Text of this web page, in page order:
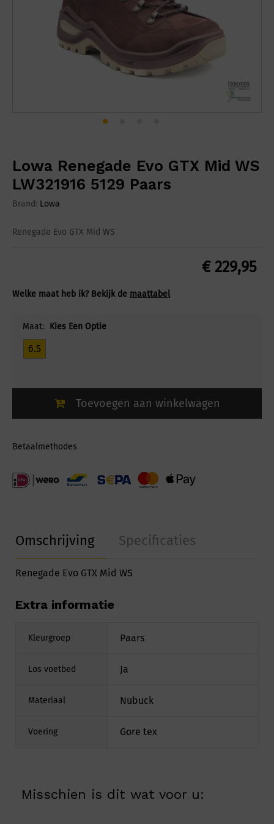
Lowa Renegade Evo GTX Mid WS
LW321916 5129 Paars
Brand: Lowa
Renegade Evo GTX Mid WS
€229,95
Welke maat heb ik? Bekijk de maattabel
Maat: Kies Een Optie
6.5
Toevoegen aan winkelwagen
Betaalmethodes
Omschrijving Specificaties
Renegade Evo GTX Mid WS
Extra informatie
Kleurgroep Paars
Los voetbed Ja
Materiaal Nubuck
Voering Gore tex
Misschien is dit wat voor u: